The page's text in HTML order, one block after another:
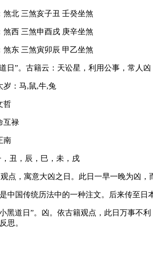
北 三煞亥子丑 壬癸坐煞
煞西 三煞申酉戌 庚辛坐煞
煞东 三煞寅卯辰 甲乙坐煞
”。古籍云：天讼星，利用公事，常人凶
岁：马,鼠,牛,兔
哲
互禄
南
丑，辰，巳，未，戌
点，寓意大凶之日。此日一早一晚为凶，
中国传统历法中的一种注文。后来传至日
黑道日”。凶。依古籍观点，此日万事不
思。